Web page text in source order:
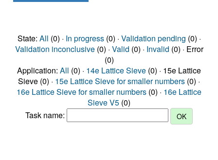
State: All (0) · In progress(0) · Validation pending (0) ·
Validation inconclusive(0) · Valid (0) · Invalid (0) · Error
(0)
Application: All (0) · 14e Lattice Sieve (0) · 15e Lattice
Sieve (0) · 15e Lattice Sieve for smaller numbers (0) ·
16e Lattice Sieve for smaller numbers (0) · 16e Lattice
Sieve V5 (0)
Task name: